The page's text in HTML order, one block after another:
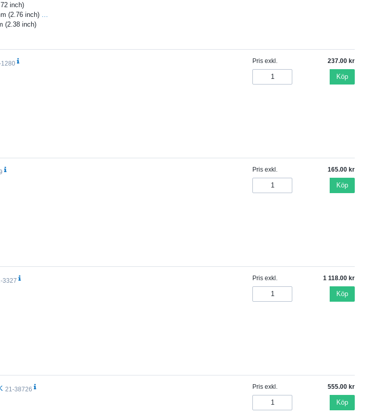
inch)
(2.76 inch)
(2.38 inch)
1280 Pris exkl. 237.00
Köp
Pris exkl. 165.00
Köp
3327 Pris exkl. 1 118.00
Köp
21-38726 Pris exkl. 555.00
Köp